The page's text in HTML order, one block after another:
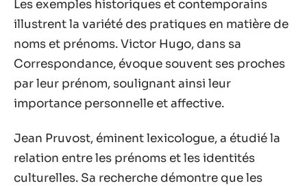
Les exemples historiques et contemporains
illustrent la variété des pratiques en matière de
noms et prénoms. Victor Hugo, dans sa
Correspondance, évoque souvent ses proches
par leur prénom, soulignant ainsi leur
importance personnelle et affective.
Jean Pruvost, éminent lexicologue, a étudié la
relation entre les prénoms et les identités
culturelles. Sa recherche démontre que les